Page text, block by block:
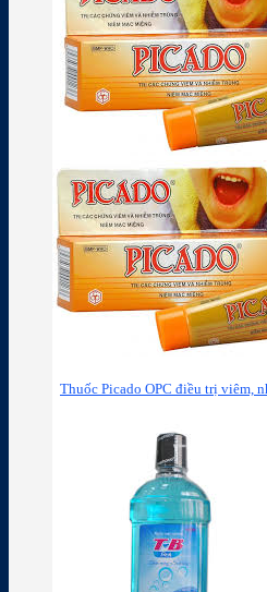
Thuốc Picado OPC điều trị viêm,